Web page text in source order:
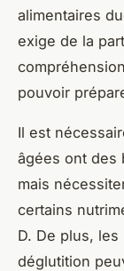
alimentaires
exige de la
pouvoir
Il est
âgées ont des
mais
certains
D. De plus,
déglutition